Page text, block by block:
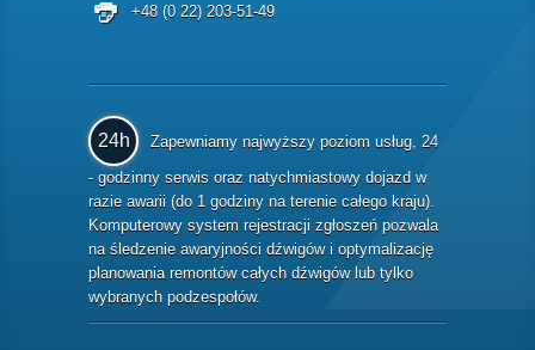
+48 (0 22) 203-51-49
24h
Zapewniamy najwyższy poziom usług, 24
- godzinny serwis oraz natychmiastowy dojazd w
razie awarii (do 1 godziny na terenie całego kraju).
Komputerowy system rejestracji zgłoszeń pozwala
na śledzenie awaryjności dźwigów i optymalizację
planowania remontów całych dźwigów lub tylko
wybranych podzespołów.